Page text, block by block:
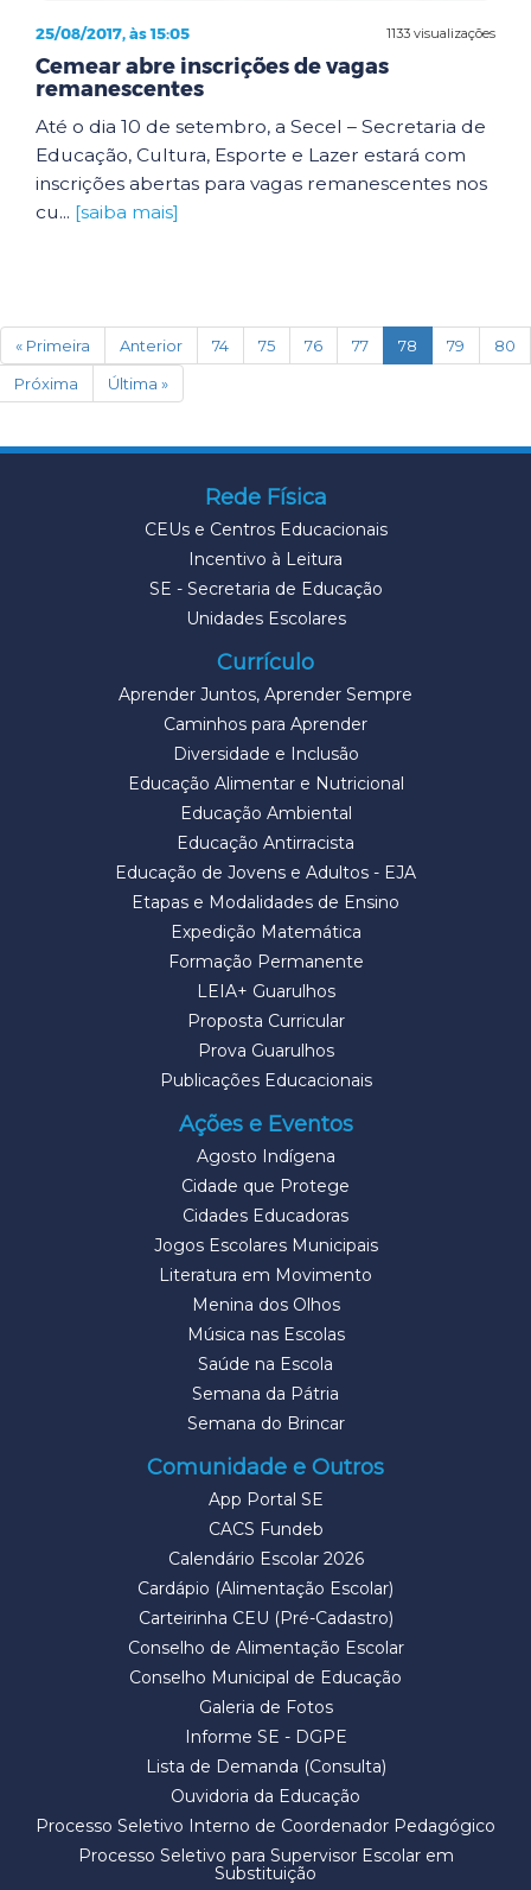
1133 visualizações
25/08/2017, às 15:05
Cemear abre inscrições de vagas
remanescentes
Até o dia 10 de setembro, a Secel – Secretaria de
Educação, Cultura, Esporte e Lazer estará com
inscrições abertas para vagas remanescentes nos
cu... [saiba mais]
« Primeira Anterior 74 75 76 77 78 (current)
79
80
Próxima
Última »
Rede Física
CEUs e Centros Educacionais
Incentivo à Leitura
SE - Secretaria de Educação
Unidades Escolares
Currículo
Aprender Juntos, Aprender Sempre
Caminhos para Aprender
Diversidade e Inclusão
Educação Alimentar e Nutricional
Educação Ambiental
Educação Antirracista
Educação de Jovens e Adultos - EJA
Etapas e Modalidades de Ensino
Expedição Matemática
Formação Permanente
LEIA+ Guarulhos
Proposta Curricular
Prova Guarulhos
Publicações Educacionais
Ações e Eventos
Agosto Indígena
Cidade que Protege
Cidades Educadoras
Jogos Escolares Municipais
Literatura em Movimento
Menina dos Olhos
Música nas Escolas
Saúde na Escola
Semana da Pátria
Semana do Brincar
Comunidade e Outros
App Portal SE
CACS Fundeb
Calendário Escolar 2026
Cardápio (Alimentação Escolar)
Carteirinha CEU (Pré-Cadastro)
Conselho de Alimentação Escolar
Conselho Municipal de Educação
Galeria de Fotos
Informe SE - DGPE
Lista de Demanda (Consulta)
Ouvidoria da Educação
Processo Seletivo Interno de Coordenador Pedagógico
Processo Seletivo para Supervisor Escolar em
Substituição